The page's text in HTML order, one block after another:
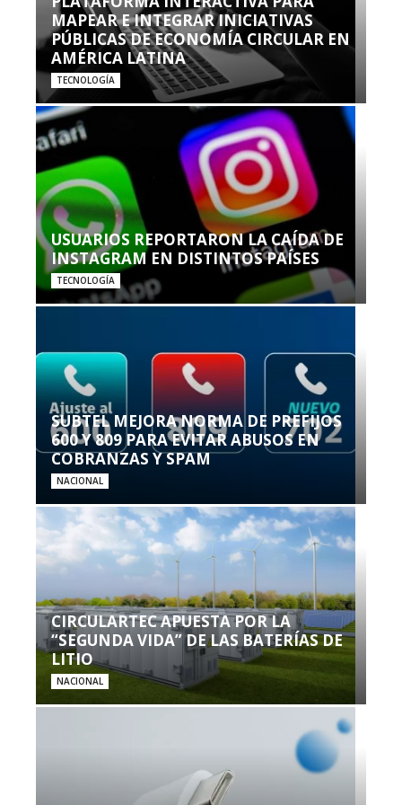
MAPEAR E INTEGRAR INICIATIVAS
PÚBLICAS DE ECONOMÍA CIRCULAR EN
AMÉRICA LATINA
TECNOLOGÍA
USUARIOS REPORTARON LA CAÍDA DE
INSTAGRAM EN DISTINTOS PAÍSES
TECNOLOGÍA
SUBTEL MEJORA NORMA DE PREFIJOS
600 Y 809 PARA EVITAR ABUSOS EN
COBRANZAS Y SPAM
NACIONAL
CIRCULARTEC APUESTA POR LA
“SEGUNDA VIDA” DE LAS BATERÍAS DE
LITIO
NACIONAL